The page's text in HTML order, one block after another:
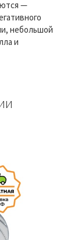
—
небольшой
и